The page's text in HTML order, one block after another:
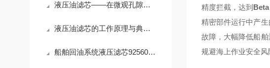
液压油滤芯——在微观孔隙中捍卫液压系统的“血液纯净”
液压油滤芯的工作原理与典型应用解析
船舶回油系统液压滤芯925602Q高效滤油参数
精度拦截，达到
精密部件运行中产
故障，大幅降低船
规避海上作业安全风